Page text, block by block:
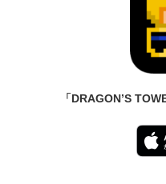
「DRAGON’S